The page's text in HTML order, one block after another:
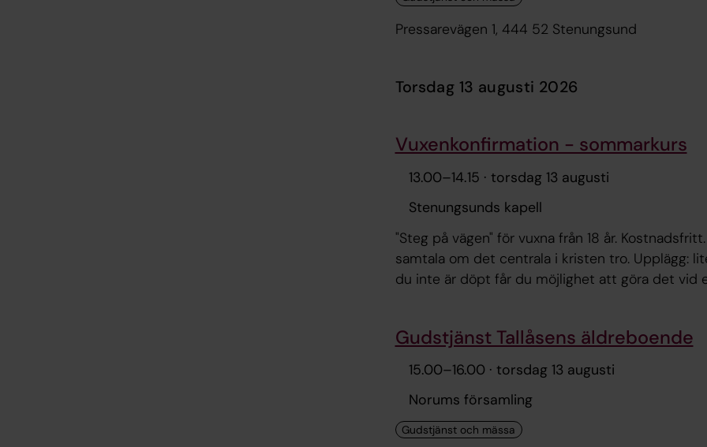
Pressarevägen 1, 444 52 Stenungsund
torsdag 13 augusti 2026
Vuxenkonfirmation - sommarkurs
13.00–14.15 · torsdag 13 augusti
Stenungsunds kapell
"Steg på vägen" för vuxna från 18 år.
samtala om det centrala i kristen tro. Upplägg:
du inte är döpt får du möjlighet att göra det vid
Gudstjänst Tallåsens äldreboende
15.00–16.00 · torsdag 13 augusti
Norums församling